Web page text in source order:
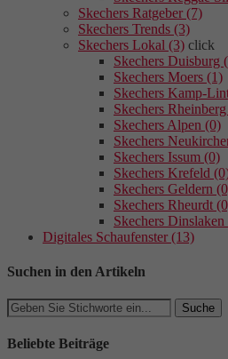
Skechers Ratgeber (7)
Skechers Trends (3)
Skechers Lokal (3) click
Skechers Duisburg
Skechers Moers (1)
Skechers Kamp-
Skechers
Skechers Alpen (0)
Skechers
Skechers Issum (0)
Skechers Krefeld
Skechers Geldern
Skechers Rheurdt
Skechers Dinslaken
Digitales Schaufenster (13)
Suchen in den Artikeln
Beliebte Beiträge